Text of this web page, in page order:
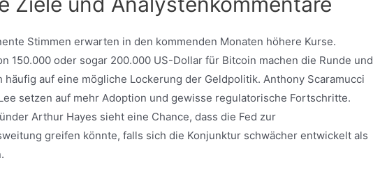
Stimmen erwarten in den kommenden Monaten höhere Kurse.
150.000 oder sogar 200.000 US-Dollar für Bitcoin machen die Runde und
häufig auf eine mögliche Lockerung der Geldpolitik. Anthony Scaramucci
setzen auf mehr Adoption und gewisse regulatorische Fortschritte.
Arthur Hayes sieht eine Chance, dass die Fed zur
greifen könnte, falls sich die Konjunktur schwächer entwickelt als